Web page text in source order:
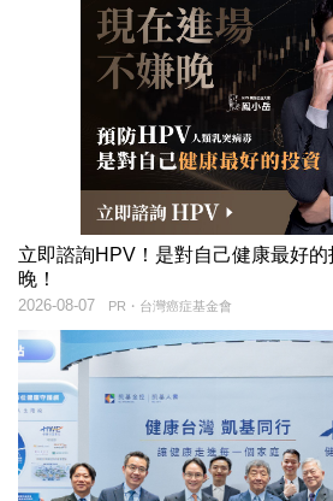
立即諮詢HPV！是對自己健康最好
晚！
PR・台灣癌症基金會
2026-08-07